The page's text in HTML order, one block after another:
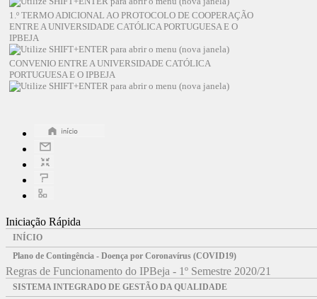
1.º TERMO ADICIONAL AO PROTOCOLO DE COOPERAÇÃO
ENTRE A UNIVERSIDADE CATÓLICA PORTUGUESA E O
IPBEJA
CONVENIO ENTRE A UNIVERSIDADE CATÓLICA
PORTUGUESA E O IPBEJA
Iniciação Rápida
INÍCIO
Plano de Contingência - Doença por Coronavírus (COVID19)
Regras de Funcionamento do IPBeja - 1º Semestre 2020/21
SISTEMA INTEGRADO DE GESTÃO DA QUALIDADE